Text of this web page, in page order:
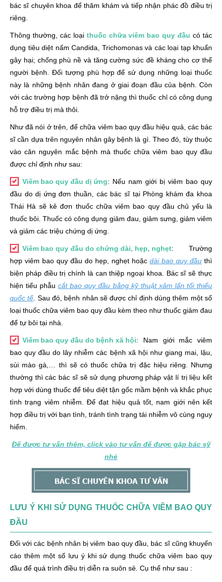
bác sĩ chuyên khoa để thăm khám và tiếp nhận phác đồ điều trị
riêng.
Thông thường, các loại thuốc chữa viêm bao quy đầu có tác
dụng tiêu diệt nấm Candida, Trichomonas và các loại tạp khuẩn
gây hại; chống phù nề và tăng cường sức đề kháng cho cơ thể
người bệnh. Đối tượng phù hợp để sử dụng những loại thuốc
này là những bệnh nhân đang ở giai đoạn đầu của bệnh. Còn
với các trường hợp bệnh đã trở nặng thì thuốc chỉ có công dụng
hỗ trợ điều trị mà thôi.
Như đã nói ở trên, để chữa viêm bao quy đầu hiệu quả, các bác
sĩ cần dựa trên nguyên nhân gây bệnh là gì. Theo đó, tùy thuộc
vào căn nguyên mắc bệnh mà thuốc chữa viêm bao quy đầu
được chỉ định như sau:
Viêm bao quy đầu dị ứng: Nếu nam giới bị viêm bao quy
đầu do dị ứng đơn thuần, các bác sĩ tại Phòng khám đa khoa
Thái Hà sẽ kê đơn thuốc chữa viêm bao quy đầu chủ yếu là
thuốc bôi. Thuốc có công dụng giảm đau, giảm sưng, giảm viêm
và giảm các triệu chứng dị ứng.
Viêm bao quy đầu do chứng dài, hẹp, nghẹt: Trường
hợp viêm bao quy đầu do hẹp, nghẹt hoặc dài bao quy đầu thì
biện pháp điều trị chính là can thiệp ngoại khoa. Bác sĩ sẽ thực
hiện tiểu phẫucắt bao quy đầu bằng kỹ thuật xâm lấn tối thiểu
quốc tế. Sau đó, bệnh nhân sẽ được chỉ định dùng thêm một số
loại thuốc chữa viêm bao quy đầu kèm theo như thuốc giảm đau
để tự bôi tại nhà.
Viêm bao quy đầu do bệnh xã hội: Nam giới mắc viêm
bao quy đầu do lây nhiễm các bệnh xã hội như giang mai, lậu,
sùi mào gà,… thì sẽ có thuốc chữa trị đặc hiệu riêng. Nhưng
thường thì các bác sĩ sẽ sử dụng phương pháp vật lí trị liệu kết
hợp với dùng thuốc để tiêu diệt tận gốc mầm bệnh và khắc phục
tình trạng viêm nhiễm. Để đạt hiệu quả tốt, nam giới nên kết
hợp điều trị với bạn tình, tránh tình trạng tái nhiễm vô cùng nguy
hiểm.
Để được tư vấn thêm, click vào tư vấn để được gặp bác sỹ
nhé
LƯU Ý KHI SỬ DỤNG THUỐC CHỮA VIÊM BAO QUY
ĐẦU
Đối với các bệnh nhân bị viêm bao quy đầu, bác sĩ cũng khuyến
cáo thêm một số lưu ý khi sử dụng thuốc chữa viêm bao quy
đầu để quá trình điều trị diễn ra suôn sẻ. Cụ thể như sau :